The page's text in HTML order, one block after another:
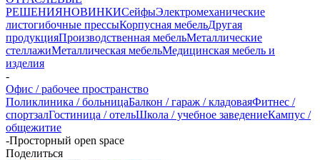
РЕШЕНИЯНОВИНКИСейфыЭлектромеханические
листогибочные прессыКорпусная мебельДругая
продукцияПроизводственная мебельМеталлические
стеллажиМеталлическая мебельМедицинская мебель и
изделия
-
Офис / рабочее пространство
Поликлиника / больницаБалкон / гараж / кладоваяФитнес /
спортзалГостиница / отельШкола / учебное заведениеКампус /
общежитие
-Просторный open space
Поделиться